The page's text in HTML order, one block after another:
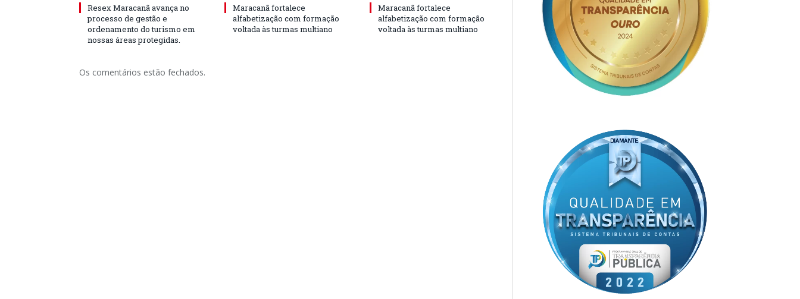
Resex Maracanã avança no
processo de gestão e
ordenamento do turismo em
nossas áreas protegidas.
Maracanã fortalece
alfabetização com formação
voltada às turmas multiano
Maracanã fortalece
alfabetização com formação
voltada às turmas multiano
Os comentários estão fechados.